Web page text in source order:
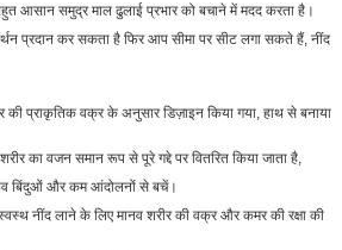
आसान समुद्र माल ढुलाई प्रभार को बचाने में मदद करता है।
प्रदान कर सकता है फिर आप सीमा पर सीट लगा सकते हैं, नींद
की प्राकृतिक वक्र के अनुसार डिज़ाइन किया गया, हाथ से बनाया
का वजन समान रूप से पूरे गद्दे पर वितरित किया जाता है,
बिंदुओं और कम आंदोलनों से बचें।
नींद लाने के लिए मानव शरीर की वक्र और कमर की रक्षा की